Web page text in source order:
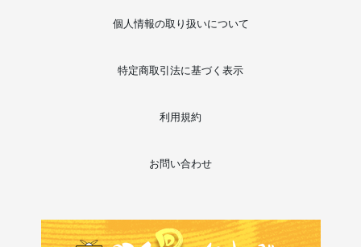
個人情報の取り扱いについて
特定商取引法に基づく表示
利用規約
お問い合わせ